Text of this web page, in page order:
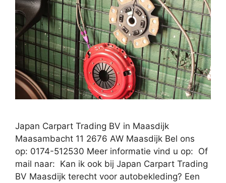
Japan Carpart Trading BV in Maasdijk
Maasambacht 11 2676 AW Maasdijk Bel ons
op: 0174-512530 Meer informatie vind u op: Of
mail naar: Kan ik ook bij Japan Carpart Trading
BV Maasdijk terecht voor autobekleding? Een